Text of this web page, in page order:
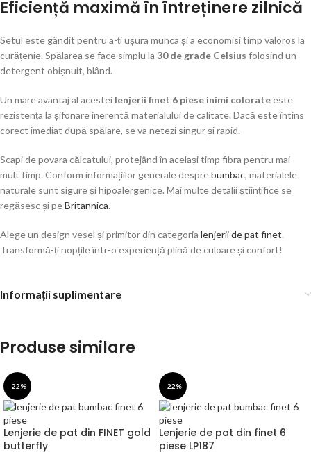
Eficiență maximă în întreținere zilnică
Setul este gândit pentru a-ți ușura munca și a economisi timp valoros la
curățenie. Spălarea se face simplu la 30 de grade Celsius folosind un
detergent obișnuit, blând.
Un mare avantaj al acestei lenjerii finet 6 piese inimi colorateeste
rezistența la șifonare inerentă materialului de calitate. Dacă este întins
corect imediat după spălare, se va netezi singur și rapid.
Scapi de povara călcatului, protejând în același timp fibra pentru mai
mult timp. Conform informațiilor generale desprebumbac, materialele
naturale sunt sigure și hipoalergenice. Mai multe detalii științifice se
regăsesc și peBritannica.
Alege un design vesel și primitor din categoria lenjerii de pat finet.
Transformă-ți nopțile într-o experiență plină de culoare și confort!
Informații suplimentare
Produse similare
-22%
Lenjerie de pat din FINET gold
butterfly
-22%
Lenjerie de pat din finet 6
piese LP187